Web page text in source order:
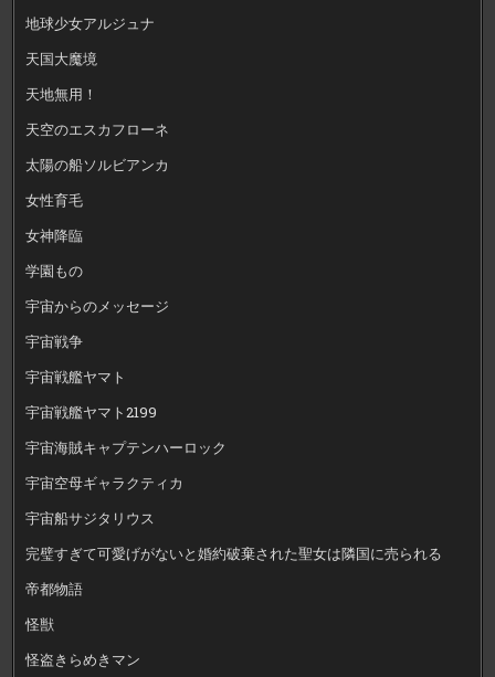
地球少女アルジュナ
天国大魔境
天地無用！
天空のエスカフローネ
太陽の船ソルビアンカ
女性育毛
女神降臨
学園もの
宇宙からのメッセージ
宇宙戦争
宇宙戦艦ヤマト
宇宙戦艦ヤマト2199
宇宙海賊キャプテンハーロック
宇宙空母ギャラクティカ
宇宙船サジタリウス
完璧すぎて可愛げがないと婚約破棄された聖女は隣国に売られる
帝都物語
怪獣
怪盗きらめきマン